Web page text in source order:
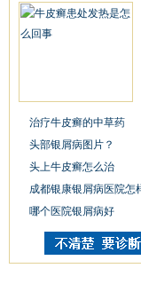
治疗牛皮癣的中草药
头部银屑病图片？
头上牛皮癣怎么治
成都银康银屑病医院怎
哪个医院银屑病好